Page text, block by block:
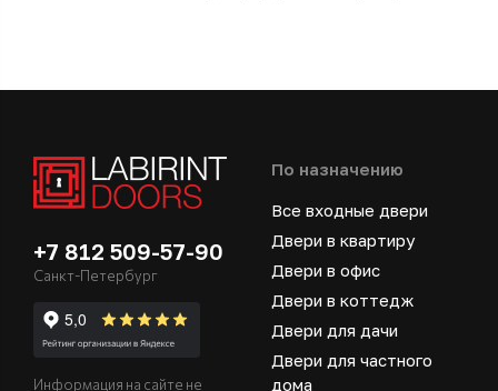
+7 812 509-57-90
Санкт-Петербург
Информация на сайте не
По назначению
Все входные двери
Двери в квартиру
Двери в офис
Двери в коттедж
Двери для дачи
Двери для частного
дома